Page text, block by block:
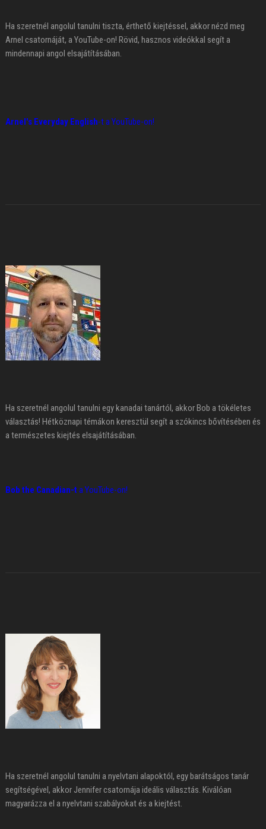
Ha szeretnél angolul tanulni tiszta, érthető kiejtéssel, akkor nézd meg
Arnel csatornáját, a YouTube-on! Rövid, hasznos videókkal segít a
mindennapi angol elsajátításában.
Arnel's Everyday English-t a YouTube-on!
Ha szeretnél angolul tanulni egy kanadai tanártól, akkor Bob a tökéletes
választás! Hétköznapi témákon keresztül segít a szókincs bővítésében és
a természetes kiejtés elsajátításában.
Bob the Canadian-t a YouTube-on!
Ha szeretnél angolul tanulni a nyelvtani alapoktól, egy barátságos tanár
segítségével, akkor Jennifer csatornája ideális választás. Kiválóan
magyarázza el a nyelvtani szabályokat és a kiejtést.